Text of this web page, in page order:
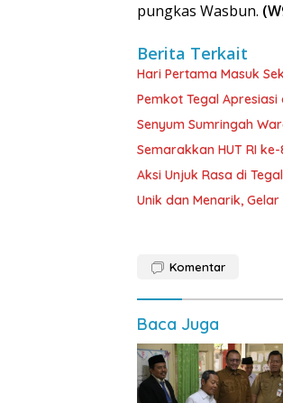
pungkas Wasbun.
Berita Terkait
Hari Pertama Masuk
Pemkot Tegal
Senyum Sumringah
Semarakkan HUT RI
Aksi Unjuk Rasa di
Unik dan Menarik,
Komentar
Baca Juga